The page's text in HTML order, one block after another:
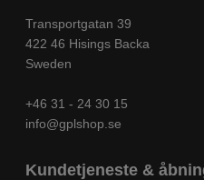
Transportgatan 39
422 46 Hisings Backa
Sweden
+46 31 - 24 30 15
info@gplshop.se
Kundetjeneste &